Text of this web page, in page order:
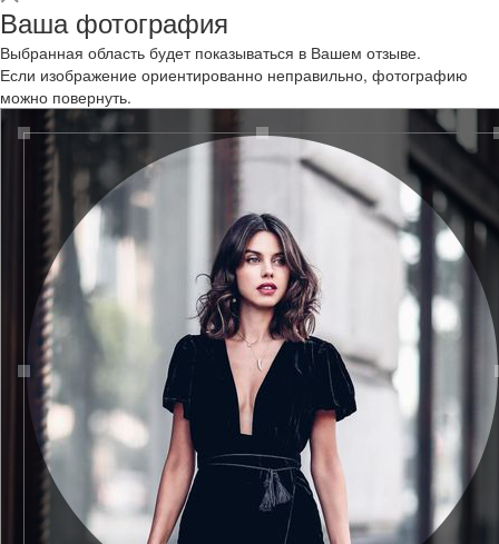
Ваша фотография
Выбранная область будет показываться в Вашем отзыве.
Если изображение ориентированно неправильно, фотографию
можно повернуть.